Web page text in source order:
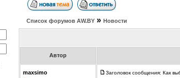
Список форумов АW.BY» Новости
Автор
maxsimo
Заголовок сообщения: Как